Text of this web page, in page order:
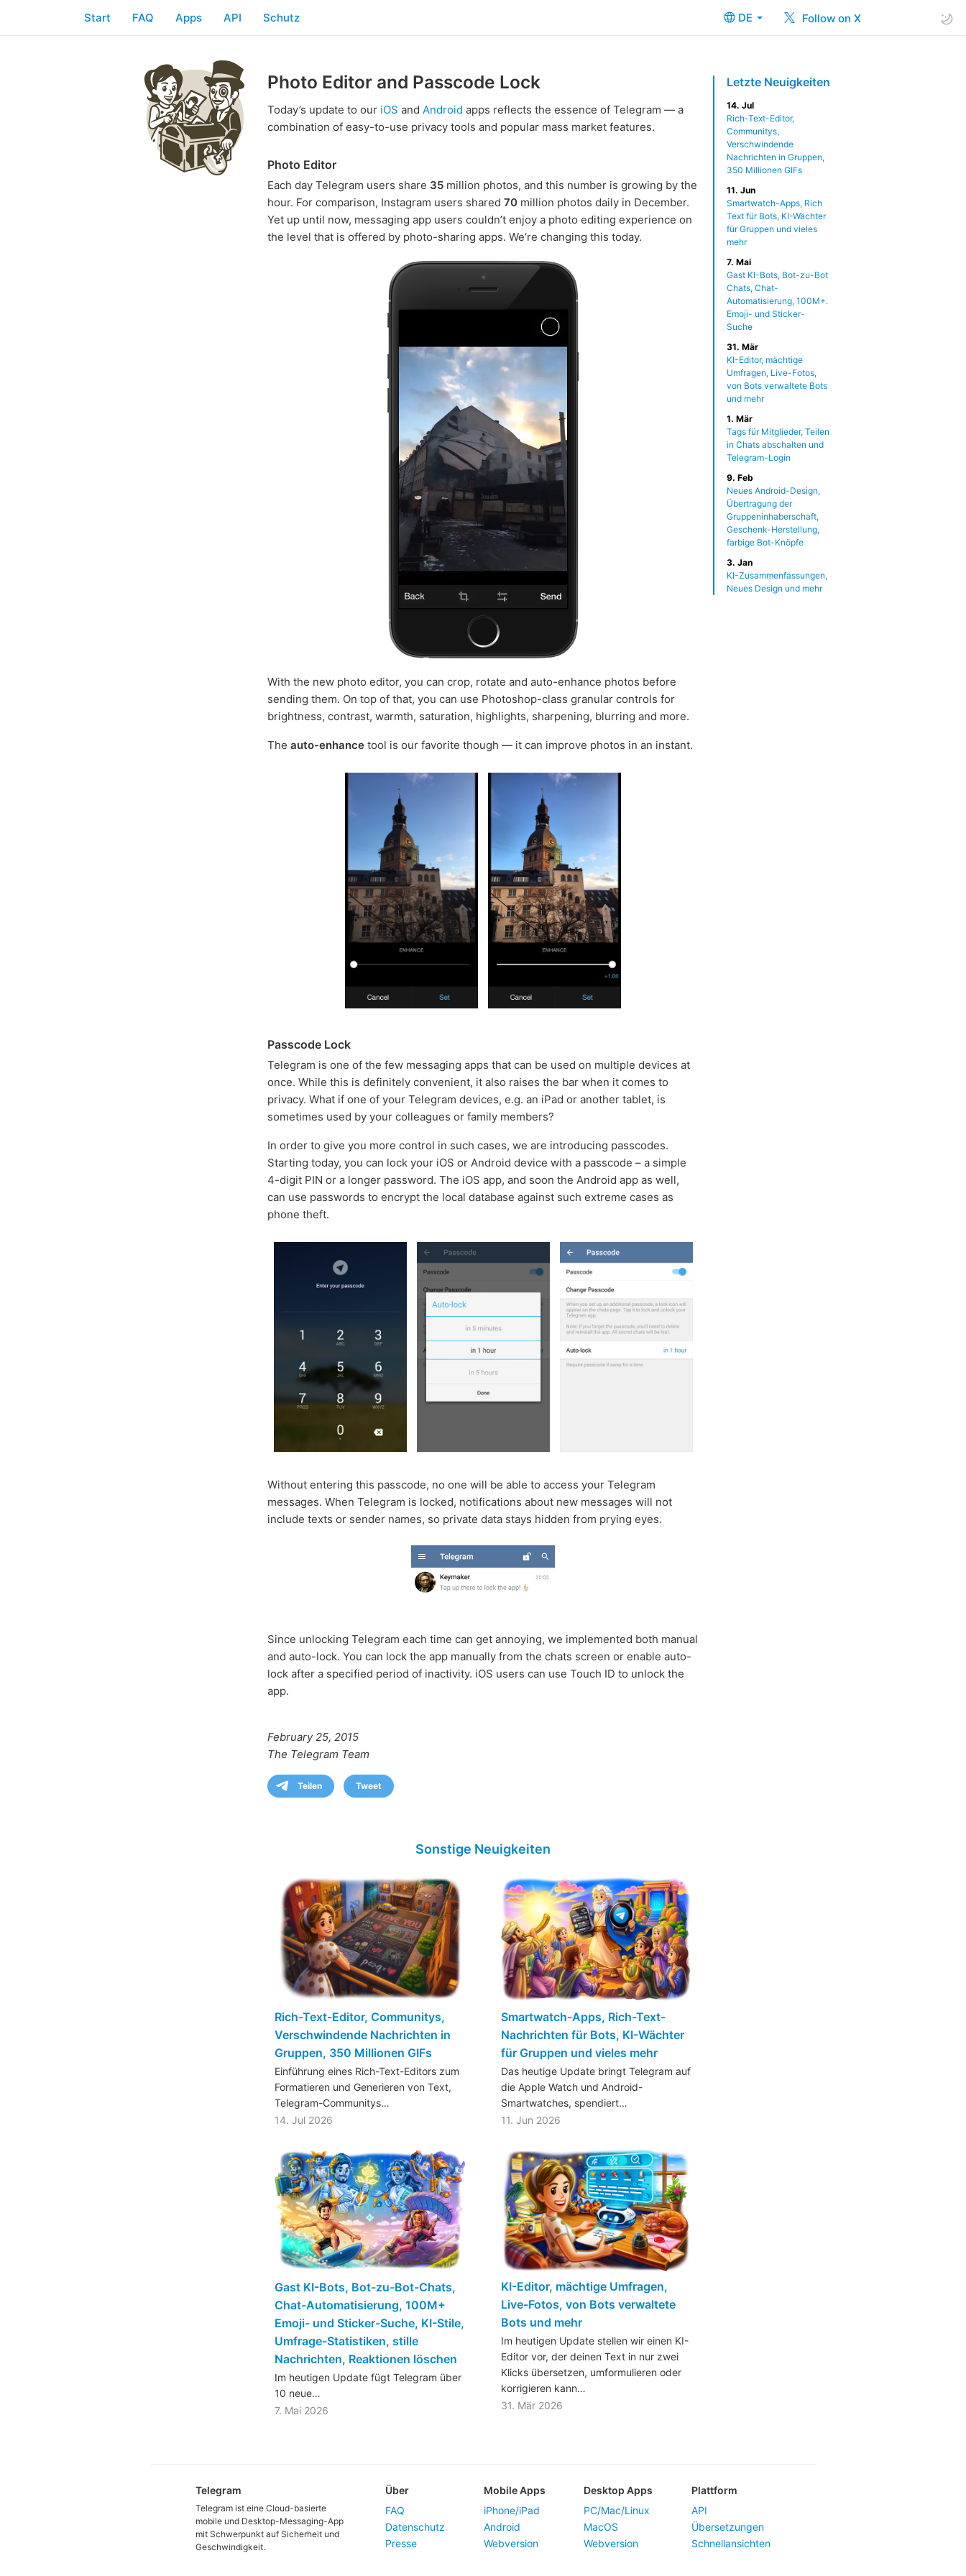
DE Follow on X
Start FAQ Apps API Schutz
Letzte Neuigkeiten
14. Jul
Rich-Text-Editor,
Communitys,
Verschwindende
Nachrichten in Gruppen,
350 Millionen GIFs
11. Jun
Smartwatch-Apps, Rich
Text für Bots, KI-Wächter
für Gruppen und vieles
mehr
7. Mai
Gast KI-Bots, Bot-zu-Bot
Chats, Chat-
Automatisierung, 100M+.
Emoji- und Sticker-
Suche
31. Mär
KI-Editor, mächtige
Umfragen, Live-Fotos,
von Bots verwaltete Bots
und mehr
1. Mär
Tags für Mitglieder, Teilen
in Chats abschalten und
Telegram-Login
9. Feb
Neues Android-Design,
Übertragung der
Gruppeninhaberschaft,
Geschenk-Herstellung,
farbige Bot-Knöpfe
3. Jan
KI-Zusammenfassungen,
Neues Design und mehr
Photo Editor and Passcode Lock
Today’s update to our iOS and Android apps reflects the essence of Telegram — a
combination of easy-to-use privacy tools and popular mass market features.
Photo Editor
Each day Telegram users share 35 million photos, and this number is growing by the
hour. For comparison, Instagram users shared 70 million photos daily in December.
Yet up until now, messaging app users couldn’t enjoy a photo editing experience on
the level that is offered by photo-sharing apps. We’re changing this today.
With the new photo editor, you can crop, rotate and auto-enhance photos before
sending them. On top of that, you can use Photoshop-class granular controls for
brightness, contrast, warmth, saturation, highlights, sharpening, blurring and more.
The auto-enhance tool is our favorite though — it can improve photos in an instant.
Passcode Lock
Telegram is one of the few messaging apps that can be used on multiple devices at
once. While this is definitely convenient, it also raises the bar when it comes to
privacy. What if one of your Telegram devices, e.g. an iPad or another tablet, is
sometimes used by your colleagues or family members?
In order to give you more control in such cases, we are introducing passcodes.
Starting today, you can lock your iOS or Android device with a passcode – a simple
4-digit PIN or a longer password. The iOS app, and soon the Android app as well,
can use passwords to encrypt the local database against such extreme cases as
phone theft.
Without entering this passcode, no one will be able to access your Telegram
messages. When Telegram is locked, notifications about new messages will not
include texts or sender names, so private data stays hidden from prying eyes.
Since unlocking Telegram each time can get annoying, we implemented both manual
and auto-lock. You can lock the app manually from the chats screen or enable auto-
lock after a specified period of inactivity. iOS users can use Touch ID to unlock the
app.
February 25, 2015
The Telegram Team
Teilen Tweet
Sonstige Neuigkeiten
Rich-Text-Editor, Communitys,
Verschwindende Nachrichten in
Gruppen, 350 Millionen GIFs
Einführung eines Rich-Text-Editors zum
Formatieren und Generieren von Text,
Telegram-Communitys…
14. Jul 2026
Smartwatch-Apps, Rich-Text-
Nachrichten für Bots, KI-Wächter
für Gruppen und vieles mehr
Das heutige Update bringt Telegram auf
die Apple Watch und Android-
Smartwatches, spendiert…
11. Jun 2026
Gast KI-Bots, Bot-zu-Bot-Chats,
Chat-Automatisierung, 100M+
Emoji- und Sticker-Suche, KI-Stile,
Umfrage-Statistiken, stille
Nachrichten, Reaktionen löschen
Im heutigen Update fügt Telegram über
10 neue…
7. Mai 2026
KI-Editor, mächtige Umfragen,
Live-Fotos, von Bots verwaltete
Bots und mehr
Im heutigen Update stellen wir einen KI-
Editor vor, der deinen Text in nur zwei
Klicks übersetzen, umformulieren oder
korrigieren kann…
31. Mär 2026
Telegram
Telegram ist eine Cloud-basierte
mobile und Desktop-Messaging-App
mit Schwerpunkt auf Sicherheit und
Geschwindigkeit.
Über
FAQ
Datenschutz
Presse
Mobile Apps
iPhone/iPad
Android
Webversion
Desktop Apps
PC/Mac/Linux
MacOS
Webversion
Plattform
API
Übersetzungen
Schnellansichten